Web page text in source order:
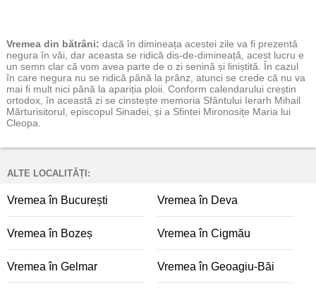
Vremea din bătrâni: dacă în dimineața acestei zile va fi prezentă
negura în văi, dar aceasta se ridică dis-de-dimineață, acest lucru e
un semn clar că vom avea parte de o zi senină și liniștită. În cazul
în care negura nu se ridică până la prânz, atunci se crede că nu va
mai fi mult nici până la apariția ploii. Conform calendarului creștin
ortodox, în această zi se cinstește memoria Sfântului Ierarh Mihail
Mărturisitorul, episcopul Sinadei, și a Sfintei Mironosițe Maria lui
Cleopa.
ALTE LOCALITĂȚI:
Vremea în București Vremea în Deva
Vremea în Bozeș Vremea în Cigmău
Vremea în Gelmar Vremea în Geoagiu-Băi